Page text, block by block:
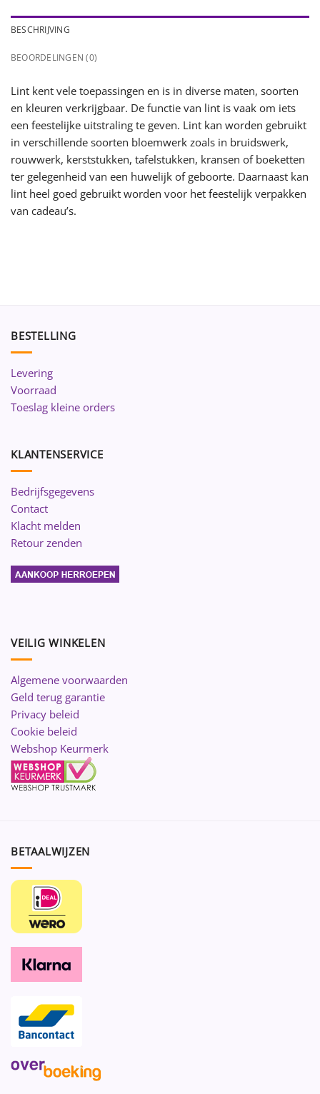
BESCHRIJVING
BEOORDELINGEN (0)
Lint kent vele toepassingen en is in diverse maten, soorten
en kleuren verkrijgbaar. De functie van lint is vaak om iets
een feestelijke uitstraling te geven. Lint kan worden gebruikt
in verschillende soorten bloemwerk zoals in bruidswerk,
rouwwerk, kerststukken, tafelstukken, kransen of boeketten
ter gelegenheid van een huwelijk of geboorte. Daarnaast kan
lint heel goed gebruikt worden voor het feestelijk verpakken
van cadeau’s.
BESTELLING
Levering
Voorraad
Toeslag kleine orders
KLANTENSERVICE
Bedrijfsgegevens
Contact
Klacht melden
Retour zenden
VEILIG WINKELEN
Algemene voorwaarden
Geld terug garantie
Privacy beleid
Cookie beleid
Webshop Keurmerk
BETAALWIJZEN